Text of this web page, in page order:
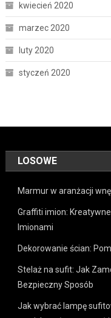
kwiecień 2020
marzec 2020
luty 2020
styczeń 2020
LOSOWE
Marmur w aranżacji
Graffiti imion:
Imionami
Dekorowanie ścian:
Stelaż na sufit: Jak
Bezpieczny Sposób
Jak wybrać lampę